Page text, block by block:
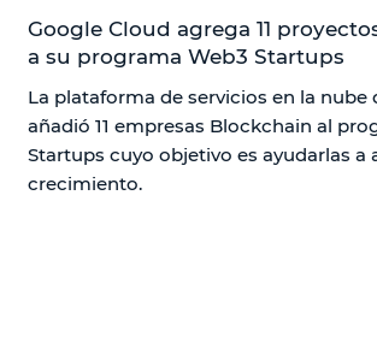
Google Cloud agrega 11
a su programa Web3 Startups
La plataforma de servicios en la nube
añadió 11 empresas Blockchain al
Startups cuyo objetivo es ayudarlas a
crecimiento.